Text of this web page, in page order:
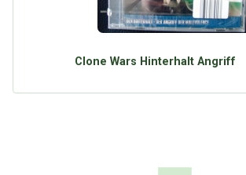
Clone Wars Hinterhalt Angriff